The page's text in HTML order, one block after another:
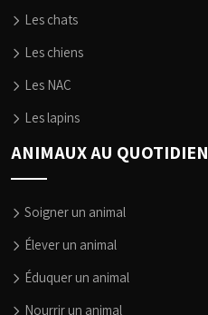
Les chats
Les chiens
Les NAC
Les lapins
ANIMAUX AU QUOTIDIEN
Soigner un animal
Élever un animal
Éduquer un animal
Nourrir un animal